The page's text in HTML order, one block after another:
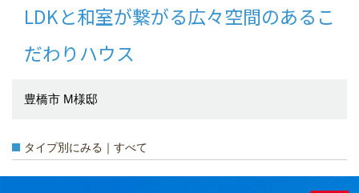
LDKと和室が繋がる広々空間のあるこ
だわりハウス
豊橋市 M様邸
タイプ別にみる｜すべて